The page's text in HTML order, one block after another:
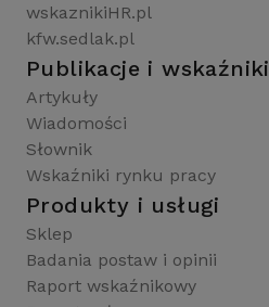
wskaznikiHR.pl
kfw.sedlak.pl
Publikacje i wskaźniki
Artykuły
Wiadomości
Słownik
Wskaźniki rynku pracy
Produkty i usługi
Sklep
Badania postaw i opinii
Raport wskaźnikowy